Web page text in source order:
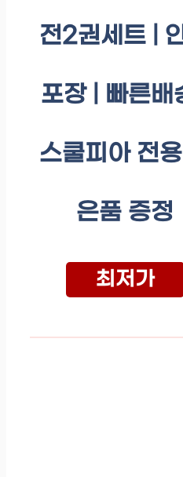
전2권세트 |
포장 | 빠른배
스쿨피아 전
은품 증정
최저가